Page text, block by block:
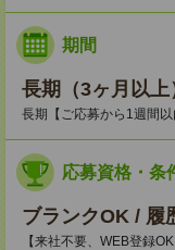
期間
長期（3ヶ月以上
長期【ご応募から1週間
応募資格・条
ブランクOK / 履
【来社不要、WEB登録OK